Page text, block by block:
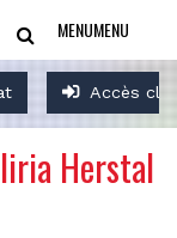
Accès
MENUMENU
Herstal